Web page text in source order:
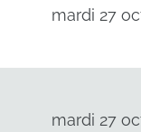
mardi 27
mardi 27